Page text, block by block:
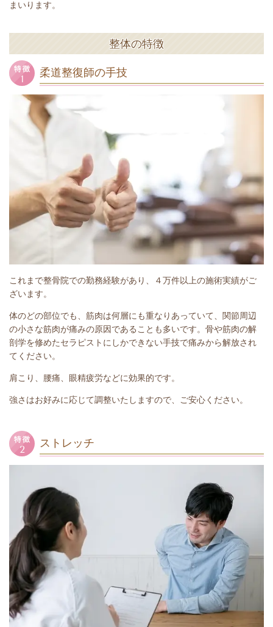
まいります。
整体の特徴
柔道整復師の手技
これまで整骨院での勤務経験があり、４万件以上の施術実績がご
ざいます。
体のどの部位でも、筋肉は何層にも重なりあっていて、関節周辺
の小さな筋肉が痛みの原因であることも多いです。骨や筋肉の解
剖学を修めたセラピストにしかできない手技で痛みから解放され
てください。
肩こり、腰痛、眼精疲労などに効果的です。
強さはお好みに応じて調整いたしますので、ご安心ください。
ストレッチ